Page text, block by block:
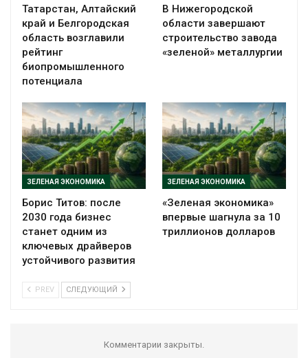
Татарстан, Алтайский
край и Белгородская
область возглавили
рейтинг
биопромышленного
потенциала
В Нижегородской
области завершают
строительство завода
«зеленой» металлургии
ЗЕЛЕНАЯ ЭКОНОМИКА
Борис Титов: после
2030 года бизнес
станет одним из
ключевых драйверов
устойчивого развития
ЗЕЛЕНАЯ ЭКОНОМИКА
«Зеленая экономика»
впервые шагнула за 10
триллионов долларов
PREV СЛЕДУЮЩИЙ
Комментарии закрыты.